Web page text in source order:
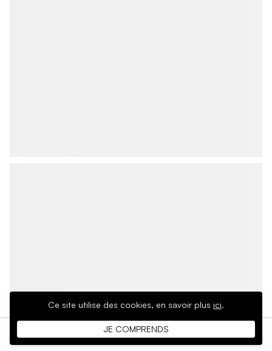
Ce site utilise des cookies, en savoir plus ici.
JE COMPRENDS